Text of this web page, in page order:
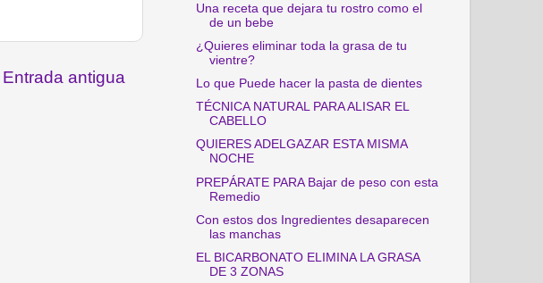
Entrada antigua
Una receta que dejara tu rostro como el
de un bebe
¿Quieres eliminar toda la grasa de tu
vientre?
Lo que Puede hacer la pasta de dientes
TÉCNICA NATURAL PARA ALISAR EL
CABELLO
QUIERES ADELGAZAR ESTA MISMA
NOCHE
PREPÁRATE PARA Bajar de peso con esta
Remedio
Con estos dos Ingredientes desaparecen
las manchas
EL BICARBONATO ELIMINA LA GRASA
DE 3 ZONAS